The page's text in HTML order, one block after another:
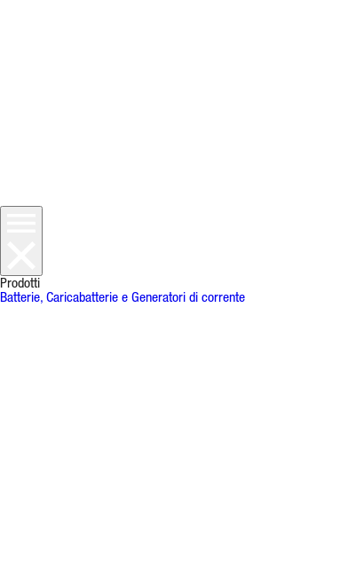
Prodotti
Batterie, Caricabatterie e Generatori di corrente